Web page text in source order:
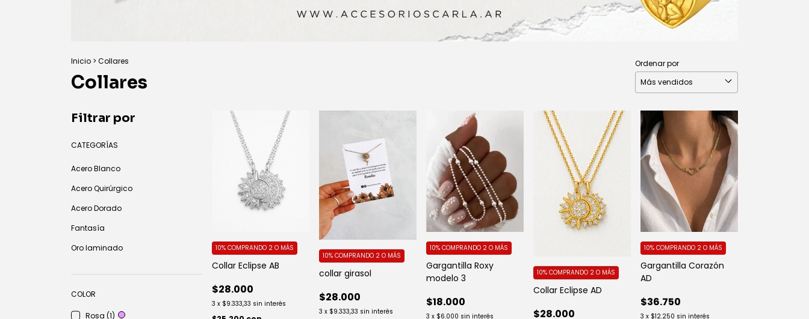
Inicio > Collares
Collares
Ordenar por
Filtrar por
CATEGORÍAS
Acero Blanco
Acero Quirúrgico
Acero Dorado
Fantasía
Oro laminado
COLOR
Rosa (1)
Collar Eclipse AB
$28.000
3 x $9.333,33 sin interés
10%COMPRANDO 2 O MÁS
collar girasol
$28.000
3 x $9.333,33 sin interés
10%COMPRANDO 2 O MÁS
Gargantilla Roxy
modelo 3
$18.000
3 x $6.000 sin interés
10%COMPRANDO 2 O MÁS
Collar Eclipse AD
$28.000
10%COMPRANDO 2 O MÁS
Gargantilla Corazón
AD
$36.750
3 x $12.250 sin interés
10%COMPRANDO 2 O MÁS